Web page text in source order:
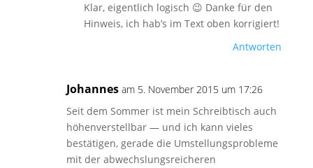
Klar, eigentlich logisch 😉 Danke für den
Hinweis, ich hab’s im Text oben korrigiert!
Antworten
Johannes am 5. November 2015 um 17:26
Seit dem Sommer ist mein Schreibtisch auch
höhenverstellbar — und ich kann vieles
bestätigen, gerade die Umstellungsprobleme
mit der abwechslungsreicheren